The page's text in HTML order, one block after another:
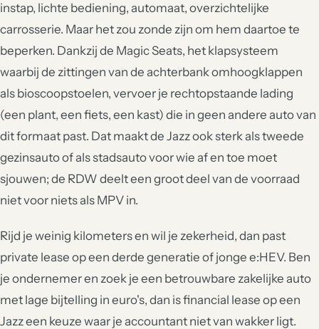
instap, lichte bediening, automaat, overzichtelijke
carrosserie. Maar het zou zonde zijn om hem daartoe te
beperken. Dankzij de Magic Seats, het klapsysteem
waarbij de zittingen van de achterbank omhoogklappen
als bioscoopstoelen, vervoer je rechtopstaande lading
(een plant, een fiets, een kast) die in geen andere auto van
dit formaat past. Dat maakt de Jazz ook sterk als tweede
gezinsauto of als stadsauto voor wie af en toe moet
sjouwen; de RDW deelt een groot deel van de voorraad
niet voor niets als MPV in.
Rijd je weinig kilometers en wil je zekerheid, dan past
private lease op een derde generatie of jonge e:HEV. Ben
je ondernemer en zoek je een betrouwbare zakelijke auto
met lage bijtelling in euro's, dan is financial lease op een
Jazz een keuze waar je accountant niet van wakker ligt.